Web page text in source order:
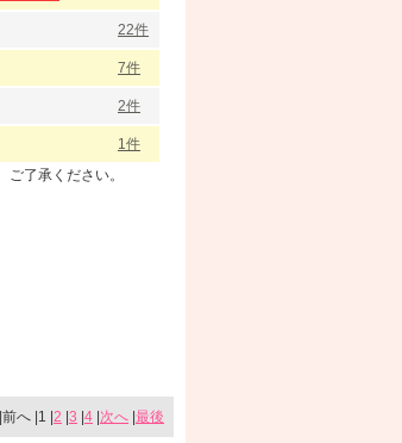
22件
7件
2件
1件
了承ください。
へ |1 | 2 3 4 次へ 最後